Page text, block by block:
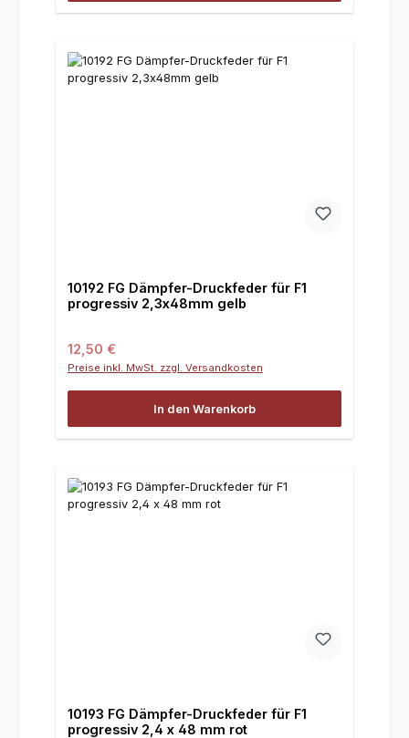
10192 FG Dämpfer-Druckfeder für F1
progressiv 2,3x48mm gelb
Regulärer Preis:
12,50 €
Preise inkl. MwSt. zzgl. Versandkosten
In den Warenkorb
10193 FG Dämpfer-Druckfeder für F1
progressiv 2,4 x 48 mm rot